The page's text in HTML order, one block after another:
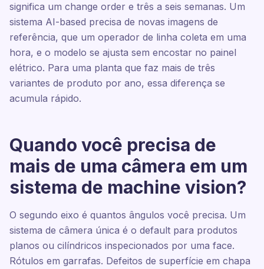
significa um change order e três a seis semanas. Um
sistema AI-based precisa de novas imagens de
referência, que um operador de linha coleta em uma
hora, e o modelo se ajusta sem encostar no painel
elétrico. Para uma planta que faz mais de três
variantes de produto por ano, essa diferença se
acumula rápido.
Quando você precisa de
mais de uma câmera em um
sistema de machine vision?
O segundo eixo é quantos ângulos você precisa. Um
sistema de câmera única é o default para produtos
planos ou cilíndricos inspecionados por uma face.
Rótulos em garrafas. Defeitos de superfície em chapa